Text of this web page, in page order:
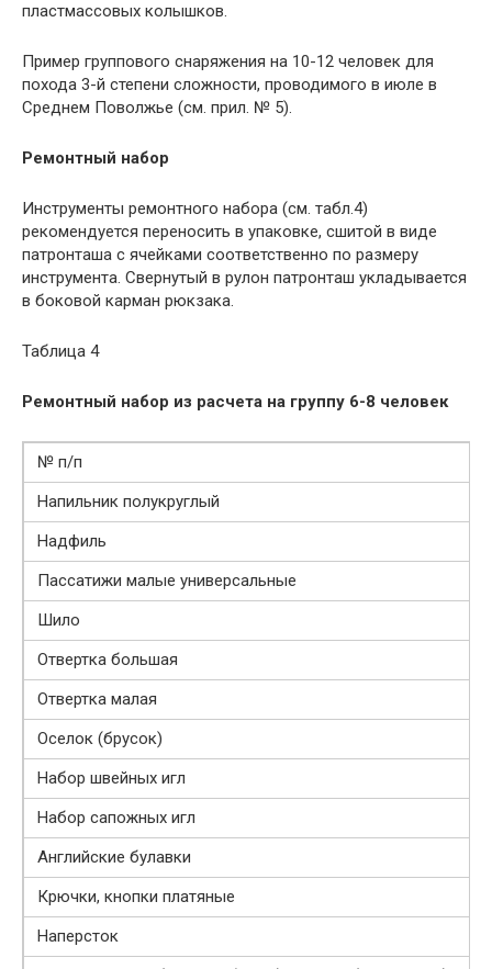
пластмассовых колышков.
Пример группового снаряжения на 10-12 человек для
похода 3-й степени сложности, проводимого в июле в
Среднем Поволжье (см. прил. № 5).
Ремонтный набор
Инструменты ремонтного набора (см. табл.4)
рекомендуется переносить в упа­ковке, сшитой в виде
патронташа с ячейками соответственно по раз­меру
инструмента. Свернутый в рулон патронташ укладывается
в бо­ковой карман рюкзака.
Таблица 4
Ремонтный набор из расчета на группу 6-8 человек
№ п/п
Напильник полукруглый
Надфиль
Пассатижи малые универсальные
Шило
Отвертка большая
Отвертка малая
Оселок (брусок)
Набор швейных игл
Набор сапожных игл
Английские булавки
Крючки, кнопки платяные
Наперсток